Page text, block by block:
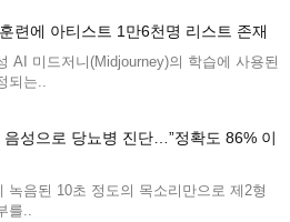
련에 아티스트 1만6천명 리스트 존재
AI 미드저니(Midjourney)의 학습에 사용된
되는..
음성으로 당뇨병 진단…”정확도 86% 이
녹음된 10초 정도의 목소리만으로 제2형
를..